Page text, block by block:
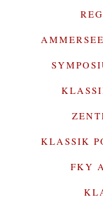
KLASSIK
FKY